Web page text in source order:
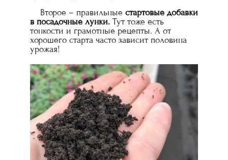
Второе – правильные стартовые добавки
в посадочные лунки. Тут тоже есть
тонкости и грамотные рецепты. А от
хорошего старта часто зависит половина
урожая!